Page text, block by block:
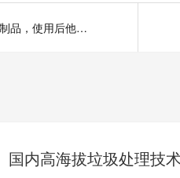
为我们带来便利的塑料制品，使用后他们该何去何从